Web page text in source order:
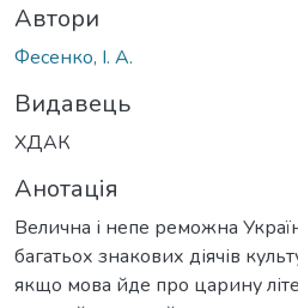
Автори
Фесенко, І. А.
Видавець
ХДАК
Анотація
Велична і непе реможна
багатьох знакових діячів
якщо мова йде про царину